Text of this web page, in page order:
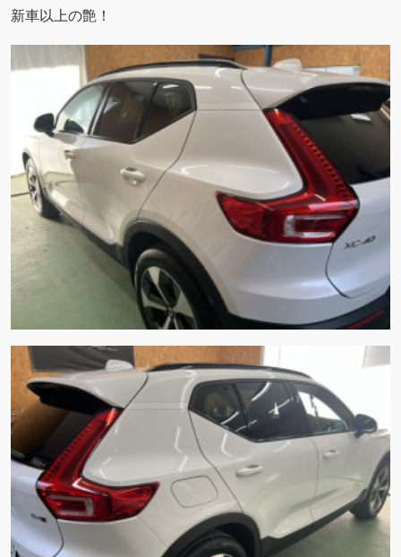
新車以上の艶！